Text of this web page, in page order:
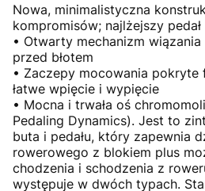
Nowa, minimalistyczna
kompromisów; najlżejszy pedał
• Otwarty mechanizm
przed błotem
• Zaczepy mocowania pokryte
łatwe wpięcie i wypięcie
• Mocna i trwała oś
Pedaling Dynamics). Jest to
buta i pedału, który zapewnia
rowerowego z blokiem plus
chodzenia i schodzenia z
występuje w dwóch typach.